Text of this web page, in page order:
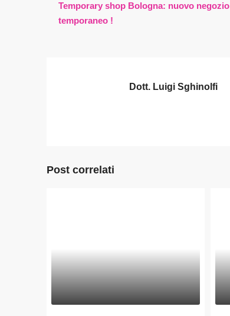
Temporary shop Bologna: nuovo negozio
temporaneo !
Dott. Luigi Sghinolfi
Post correlati